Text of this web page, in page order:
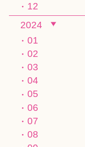
12
2024
01
02
03
04
05
06
07
08